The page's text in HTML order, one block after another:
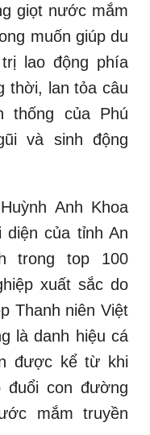
giọt nước mắm
muốn giúp du
lao động phía
thời, lan tỏa câu
thống của Phú
và sinh động
Anh Khoa
của tỉnh An
trong top 100
xuất sắc do
Thanh niên Việt
là danh hiệu cá
được kể từ khi
con đường
mắm truyền